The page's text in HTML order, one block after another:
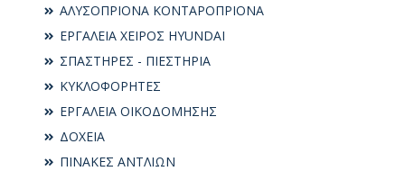
ΑΛΥΣΟΠΡΙΟΝΑ ΚΟΝΤΑΡΟΠΡΙΟΝΑ
ΕΡΓΑΛΕΙΑ ΧΕΙΡΟΣ HYUNDAI
ΣΠΑΣΤΗΡΕΣ - ΠΙΕΣΤΗΡΙΑ
ΚΥΚΛΟΦΟΡΗΤΕΣ
ΕΡΓΑΛΕΙΑ ΟΙΚΟΔΟΜΗΣΗΣ
ΔΟΧΕΙΑ
ΠΙΝΑΚΕΣ ΑΝΤΛΙΩΝ